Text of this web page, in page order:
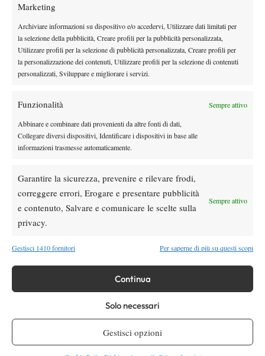
Marketing
Archiviare informazioni su dispositivo e/o accedervi, Utilizzare dati limitati per
la selezione della pubblicità, Creare profili per la pubblicità personalizzata,
Utilizzare profili per la selezione di pubblicità personalizzata, Creare profili per
la personalizzazione dei contenuti, Utilizzare profili per la selezione di contenuti
personalizzati, Sviluppare e migliorare i servizi.
Funzionalità Sempre attivo
Abbinare e combinare dati provenienti da altre fonti di dati,
Collegare diversi dispositivi, Identificare i dispositivi in base alle
informazioni trasmesse automaticamente.
Garantire la sicurezza, prevenire e rilevare frodi,
correggere errori, Erogare e presentare pubblicità
e contenuto, Salvare e comunicare le scelte sulla
privacy.
Sempre attivo
Gestisci 1410 fornitori Per saperne di più su questi scopi
Continua
Solo necessari
Gestisci opzioni
Instagram
Testata giornalisticaSpazio Tennisregistrata Aut-Trib Milano n°
10268 del 15/09/2025
Direttore Responsabile: Alessandro Nizegorodcew
HOME
WTA
CHALLENGER